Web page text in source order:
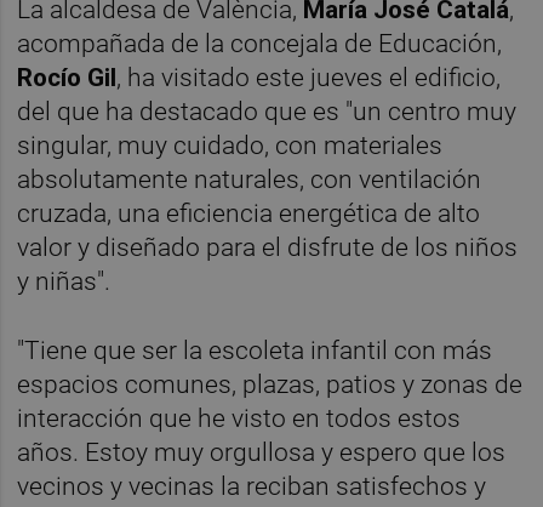
La alcaldesa de València, María José Catalá,
acompañada de la concejala de Educación,
Rocío Gil, ha visitado este jueves el edificio,
del que ha destacado que es "un centro muy
singular, muy cuidado, con materiales
absolutamente naturales, con ventilación
cruzada, una eficiencia energética de alto
valor y diseñado para el disfrute de los niños
y niñas".
"Tiene que ser la escoleta infantil con más
espacios comunes, plazas, patios y zonas de
interacción que he visto en todos estos
años. Estoy muy orgullosa y espero que los
vecinos y vecinas la reciban satisfechos y